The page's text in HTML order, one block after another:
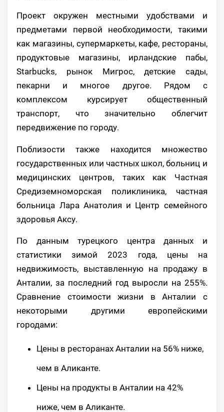
Проект окружен местными удобствами и
предметами первой необходимости, такими
как магазины, супермаркеты, кафе, рестораны,
продуктовые магазины, ирландские пабы,
Starbucks, рынок Мигрос, детские сады,
пекарни и многое другое. Рядом с
комплексом курсирует общественный
транспорт, что значительно облегчит
передвижение по городу.
Поблизости также находится множество
государственных или частных школ, больниц и
медицинских центров, таких как Частная
Средиземноморская поликлиника, частная
больница Лара Анатолия и Центр семейного
здоровья Аксу.
По данным турецкого центра данных и
статистики зимой 2023 года, цены на
недвижимость, выставленную на продажу в
Анталии, за последний год выросли на 255%.
Сравнение стоимости жизни в Анталии с
некоторыми другими европейскими
городами:
Цены в ресторанах Анталии на 56% ниже,
чем в Аликанте.
Цены на продукты в Анталии на 42%
ниже, чем в Аликанте.